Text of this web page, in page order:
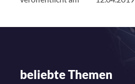
beliebte Themen